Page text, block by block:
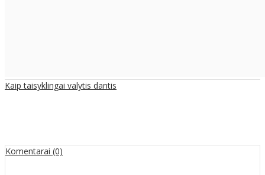
Kaip taisyklingai valytis dantis
Komentarai (0)